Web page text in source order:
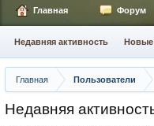
Главная Пользователи
Недавняя
Главная Форум
Недавняя активность Новые